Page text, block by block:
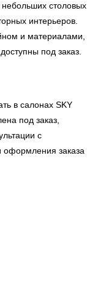
столовых
интерьеров.
и материалами,
под заказ.
в салонах SKY
под заказ,
с
оформления заказа